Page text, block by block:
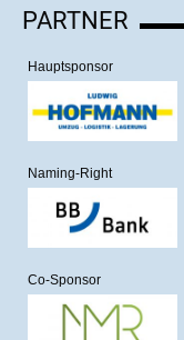
PARTNER
Hauptsponsor
Naming-Right
Co-Sponsor